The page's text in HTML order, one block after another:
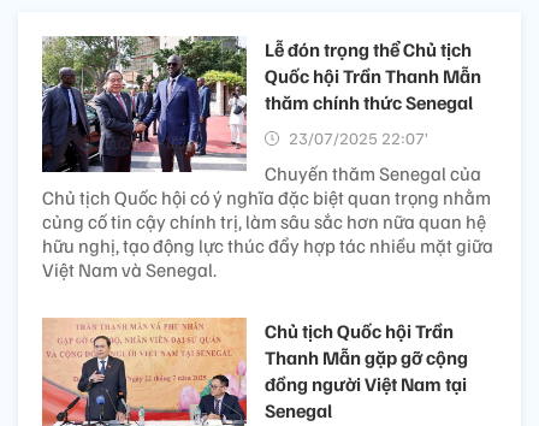
Lễ đón trọng thể Chủ tịch
Quốc hội Trần Thanh Mẫn
thăm chính thức Senegal
23/07/2025 22:07’
Chuyến thăm Senegal của
Chủ tịch Quốc hội có ý nghĩa đặc biệt quan trọng nhằm
củng cố tin cậy chính trị, làm sâu sắc hơn nữa quan hệ
hữu nghị, tạo động lực thúc đẩy hợp tác nhiều mặt giữa
Việt Nam và Senegal.
Chủ tịch Quốc hội Trần
Thanh Mẫn gặp gỡ cộng
đồng người Việt Nam tại
Senegal